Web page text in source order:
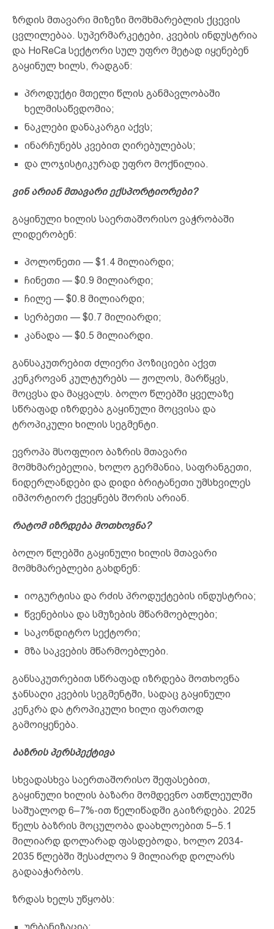
ზრდის მთავარი მიზეზი მომხმარებლის ქცევის
ცვლილებაა. სუპერმარკეტები, კვების ინდუსტრია
და HoReCa სექტორი სულ უფრო მეტად იყენებენ
გაყინულ ხილს, რადგან:
პროდუქტი მთელი წლის განმავლობაში
ხელმისაწვდომია;
ნაკლები დანაკარგი აქვს;
ინარჩუნებს კვებით ღირებულებას;
და ლოჯისტიკურად უფრო მოქნილია.
ვინ არიან მთავარი ექსპორტიორები?
გაყინული ხილის საერთაშორისო ვაჭრობაში
ლიდერობენ:
პოლონეთი — $1.4 მილიარდი;
ჩინეთი — $0.9 მილიარდი;
ჩილე — $0.8 მილიარდი;
სერბეთი — $0.7 მილიარდი;
კანადა — $0.5 მილიარდი.
განსაკუთრებით ძლიერი პოზიციები აქვთ
კენკროვან კულტურებს — ჟოლოს, მარწყვს,
მოცვსა და მაყვალს. ბოლო წლებში ყველაზე
სწრაფად იზრდება გაყინული მოცვისა და
ტროპიკული ხილის სეგმენტი.
ევროპა მსოფლიო ბაზრის მთავარი
მომხმარებელია, ხოლო გერმანია, საფრანგეთი,
ნიდერლანდები და დიდი ბრიტანეთი უმსხვილეს
იმპორტიორ ქვეყნებს შორის არიან.
რატომ იზრდება მოთხოვნა?
ბოლო წლებში გაყინული ხილის მთავარი
მომხმარებლები გახდნენ:
იოგურტისა და რძის პროდუქტების ინდუსტრია;
წვენებისა და სმუზების მწარმოებლები;
საკონდიტრო სექტორი;
მზა საკვების მწარმოებლები.
განსაკუთრებით სწრაფად იზრდება მოთხოვნა
ჯანსაღი კვების სეგმენტში, სადაც გაყინული
კენკრა და ტროპიკული ხილი ფართოდ
გამოიყენება.
ბაზრის პერსპექტივა
სხვადასხვა საერთაშორისო შეფასებით,
გაყინული ხილის ბაზარი მომდევნო ათწლეულში
საშუალოდ 6–7%-ით წელიწადში გაიზრდება. 2025
წელს ბაზრის მოცულობა დაახლოებით 5–5.1
მილიარდ დოლარად ფასდებოდა, ხოლო 2034-
2035 წლებში შესაძლოა 9 მილიარდ დოლარს
გადააჭარბოს.
ზრდას ხელს უწყობს:
ურბანიზაცია;